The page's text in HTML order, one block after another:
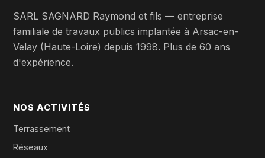
SARL SAGNARD Raymond et fils — entreprise
familiale de travaux publics implantée à Arsac-en-
Velay (Haute-Loire) depuis 1998. Plus de 60 ans
d'expérience.
NOS ACTIVITÉS
Terrassement
Réseaux